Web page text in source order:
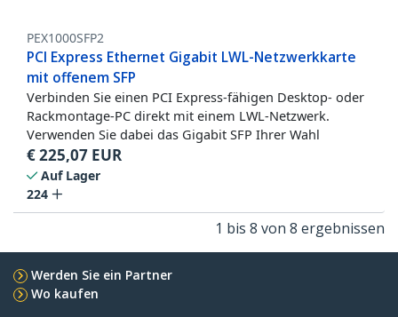
PEX1000SFP2
PCI Express Ethernet Gigabit LWL-Netzwerkkarte
mit offenem SFP
Verbinden Sie einen PCI Express-fähigen Desktop- oder
Rackmontage-PC direkt mit einem LWL-Netzwerk.
Verwenden Sie dabei das Gigabit SFP Ihrer Wahl
€225,07 EUR
Auf Lager
224
1 bis 8 von 8 ergebnissen
Werden Sie ein Partner
Wo kaufen